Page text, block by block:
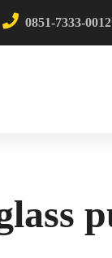
0851-7333-0012